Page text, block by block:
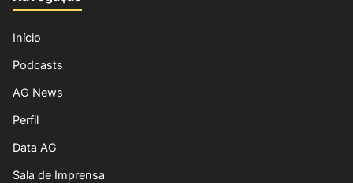
Início
Podcasts
AG News
Perfil
Data AG
Sala de Imprensa